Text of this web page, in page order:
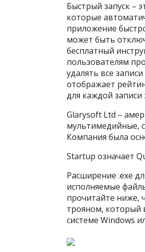
Быстрый запуск –
которые
приложение
может быть
бесплатный
пользователям
удалять все
отображает
для каждой
Glarysoft Ltd –
мультимедийные,
Компания была
Startup означает
Расширение .exe
исполняемые
прочитайте ниже,
трояном, который
системе Windows